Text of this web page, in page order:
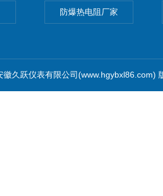
防爆热电阻厂家
久跃仪表有限公司(www.hgybxl86.com)